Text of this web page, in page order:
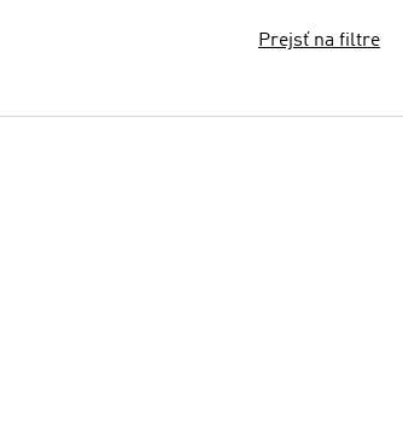
Prejsť na filtre